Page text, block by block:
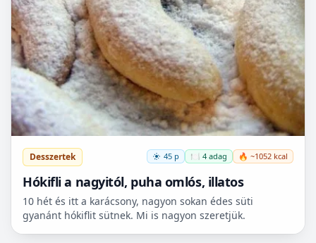
Desszertek 45 p 🍽️ 4 adag 🔥 ~1052 kcal
Hókifli a nagyitól, puha omlós, illatos
10 hét és itt a karácsony, nagyon sokan édes süti
gyanánt hókiflit sütnek. Mi is nagyon szeretjük.